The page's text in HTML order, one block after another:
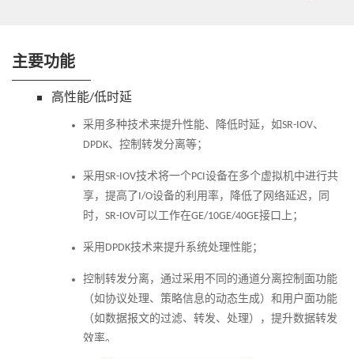
主要功能
高性能/低时延
采用多种技术来提升性能、降低时延，如SR-IOV、
DPDK、控制转发分离等；
采用SR-IOV技术将一个PCI设备在多个虚拟机中进行共
享，提高了I/O设备的利用率，降低了网络延迟，同
时，SR-IOV可以工作在GE/10GE/40GE接口上；
采用DPDK技术来提升系统处理性能；
控制转发分离，通过采用不同的通道分离控制面功能
（如协议处理、策略信息的动态生成）和用户面功能
（如数据报文的过滤、转发、处理），提升数据转发
效率。